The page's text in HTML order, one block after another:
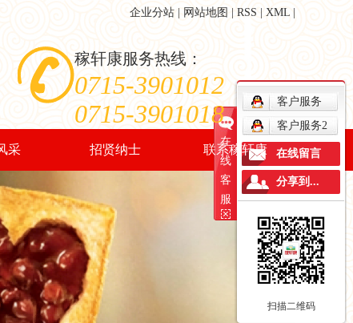
企业分站 网站地图 RSS XML
稼轩康服务热线：
0715-3901012
0715-3901018
采
采
招贤纳士
人才招聘
招聘职位
联系稼轩康
客户留言
在
线
客
服
客户服务
客户服务2
在线留言
分享到...
扫描二维码